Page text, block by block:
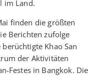
im Land.
finden die größten
Berichten zufolge
Khao San
der Aktivitäten
Festes in Bangkok. Die